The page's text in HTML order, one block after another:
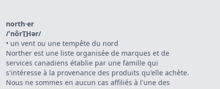
north·er
/ˈnôrT͟Hər/
• un vent ou une tempête du nord
Norther est une liste organisée de marques et de
services canadiens établie par une famille qui
s'intéresse à la provenance des produits qu'elle achète.
Nous ne sommes en aucun cas affiliés à l'une des